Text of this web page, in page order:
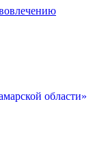
области»